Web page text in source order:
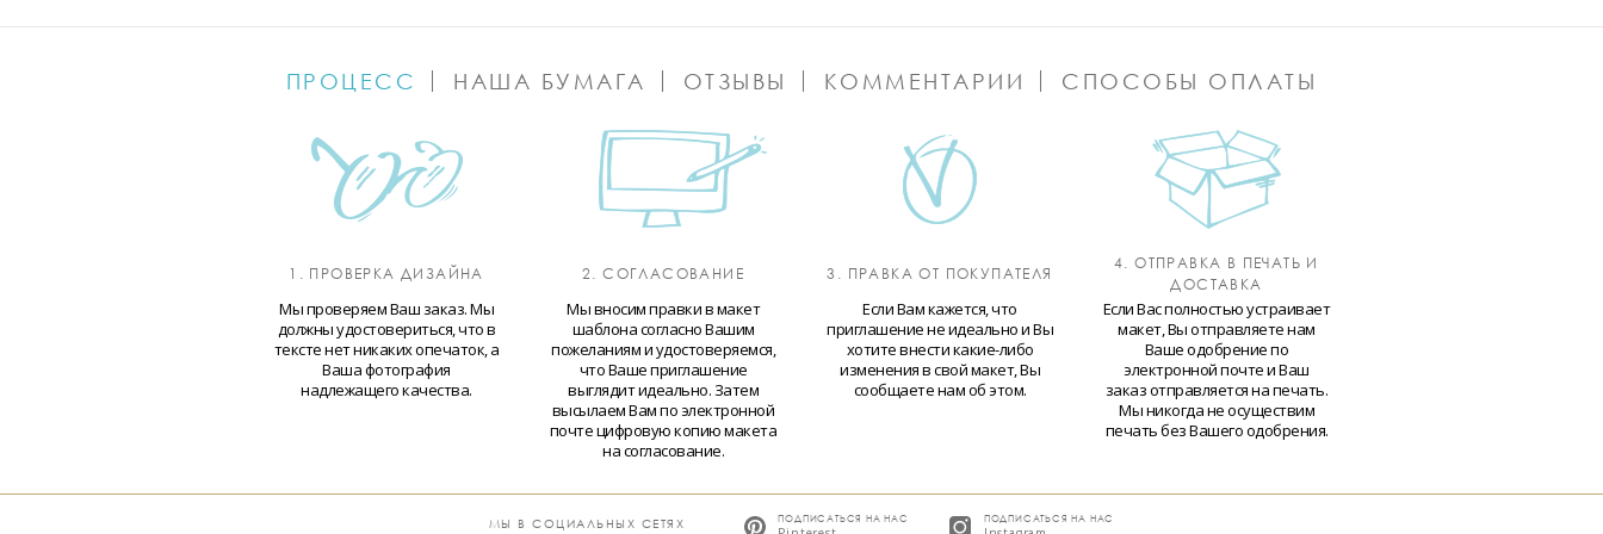
ПРОЦЕСС НАША БУМАГА ОТЗЫВЫ КОММЕНТАРИИ СПОСОБЫ ОПЛАТЫ
1. ПРОВЕРКА ДИЗАЙНА
Мы проверяем Ваш заказ. Мы
должны удостовериться, что в
тексте нет никаких опечаток, а
Ваша фотография
надлежащего качества.
2. СОГЛАСОВАНИЕ
Мы вносим правки в макет
шаблона согласно Вашим
пожеланиям и удостоверяемся,
что Ваше приглашение
выглядит идеально. Затем
высылаем Вам по электронной
почте цифровую копию макета
на согласование.
3. ПРАВКА ОТ ПОКУПАТЕЛЯ
Если Вам кажется, что
приглашение не идеально и Вы
хотите внести какие-либо
изменения в свой макет, Вы
сообщаете нам об этом.
4. ОТПРАВКА В ПЕЧАТЬ И
ДОСТАВКА
Если Вас полностью устраивает
макет, Вы отправляете нам
Ваше одобрение по
электронной почте и Ваш
заказ отправляется на печать.
Мы никогда не осуществим
печать без Вашего одобрения.
МЫ В СОЦИАЛЬНЫХ СЕТЯХ ПОДПИСАТЬСЯ НА НАС ПОДПИСАТЬСЯ НА НАС